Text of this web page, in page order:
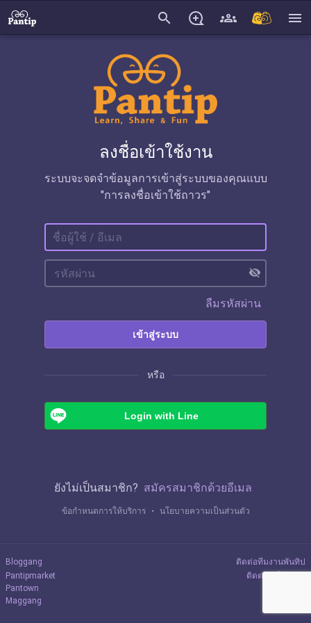
search menu
ลงชื่อเข้าใช้งาน
ระบบจะจดจำข้อมูลการเข้าสู่ระบบของคุณแบบ
"การลงชื่อเข้าใช้ถาวร"
visibility_off
ลืมรหัสผ่าน
เข้าสู่ระบบ
หรือ
Login with Line
ยังไม่เป็นสมาชิก? สมัครสมาชิกด้วยอีเมล
ข้อกำหนดการให้บริการ ・ นโยบายความเป็นส่วนตัว
Bloggang
Pantipmarket
Pantown
Maggang
ติดต่อทีมงานพันทิป
ติดต่อลงโฆษณา